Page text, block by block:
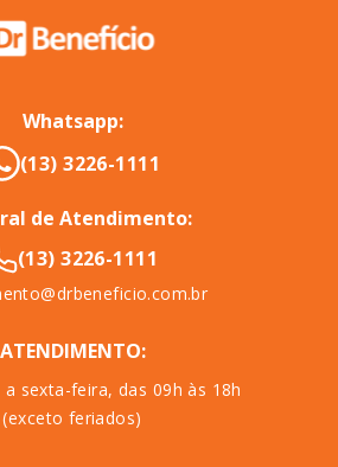
Whatsapp:
(13) 3226-1111
de Atendimento:
(13) 3226-1111
ATENDIMENTO:
a sexta-feira, das 09h às 18h
(exceto feriados)